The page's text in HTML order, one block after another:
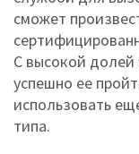
сможет
С высокой долей
успешно ее
использовать
типа.